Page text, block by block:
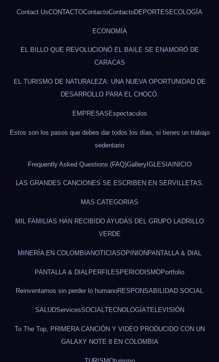
Contact UsCONTACTOContactoContactoDEPORTES ECOLOGÍA
ECONOMÍA
EL BILLO QUE REVOLUCIONÓ EL BAILE SE ENAMORÓ DE
CARACAS
EL TURISMO DE NATURALEZA: UNA NUEVA OPORTUNIDAD DE
DESARROLLO PARA EL CHOCÓ.
EMPRESAS Espectaculos
Estos son los pasos que debes dar todos los días, si tienes un trabajo
sedentario
Frequently Asked Questions (FAQ)GalleryIGLESIAINICIO
LAS GRANDES CANCIONES SE ESCRIBEN EN SERVILLETAS.
MAS CATEGORIAS
MIL FAMILIAS HAN RECIBIDO AYUDAS DEL GRUPO LADRILLO
VERDE
MINERÍA EN COLOMBIANOTICIASOPINIONPANTALLA & DIAL
PANTALLA & DIAL PERFILESPERIODISMOPortfolio
Reinventarnos sin perder lo humanoRESPONSABILIDAD SOCIAL
SALUDServicesSOCIALTECNOLOGÍATELEVISIÓN
To The Top, PRIMERA CANCIÓN Y VIDEO PRODUCIDO CON UN
GALAXY NOTE 8 EN COLOMBIA